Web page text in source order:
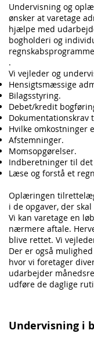
Undervisning og
ønsker at varetage
hjælpe med
bogholderi og
.
Vi vejleder og
Hensigtsmæssige
Bilagsstyring.
Debet/kredit
Dokumentationskrav
Hvilke omkostninger
Afstemninger.
Momsopgørelser.
Indberetninger til
Læse og forstå et
Oplæringen
i de opgaver, der
Vi kan varetage en
nærmere aftale.
blive rettet. Vi
Der er også
hvor vi foretager
udarbejder
udføre de daglige
Undervisning i